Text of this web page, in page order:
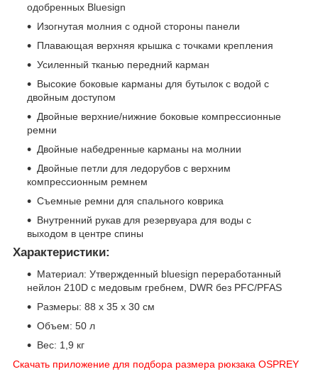
одобренных Bluesign
Изогнутая молния с одной стороны панели
Плавающая верхняя крышка с точками крепления
Усиленный тканью передний карман
Высокие боковые карманы для бутылок с водой с
двойным доступом
Двойные верхние/нижние боковые компрессионные
ремни
Двойные набедренные карманы на молнии
Двойные петли для ледорубов с верхним
компрессионным ремнем
Съемные ремни для спального коврика
Внутренний рукав для резервуара для воды с
выходом в центре спины
Характеристики:
Материал: Утвержденный bluesign переработанный
нейлон 210D с медовым гребнем, DWR без PFC/PFAS
Размеры: 88 х 35 х 30 см
Объем: 50 л
Вес: 1,9 кг
Скачать приложение для подбора размера рюкзака OSPREY